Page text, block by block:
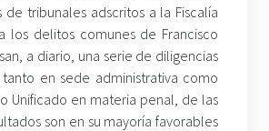
tribunales adscritos a la Fiscalía
los delitos comunes de Francisco
a diario, una serie de diligencias
en sede administrativa como
Unificado en materia penal, de las
son en su mayoría favorables